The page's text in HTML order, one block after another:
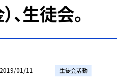
、生徒会。
2019/01/11 生徒会活動